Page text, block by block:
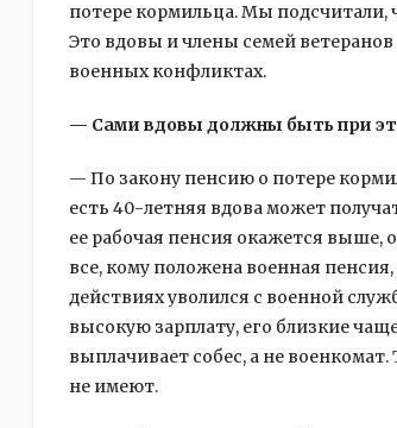
потере кормильца. Мы подсчитали,
Это вдовы и члены семей
военных конфликтах.
— Сами вдовы должны быть при
— По закону пенсию о потере
есть 40-летняя вдова может
ее рабочая пенсия окажется выше,
все, кому положена военная
действиях уволился с военной
высокую зарплату, его близкие
выплачивает собес, а не
не имеют.